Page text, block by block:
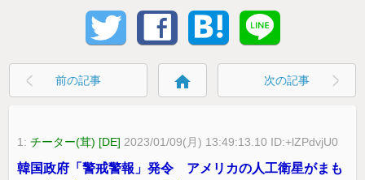
前の記事 home 次の記事
1:チーター(茸) [DE] 2023/01/09(月) 13:49:13.10 ID:+lZPdvjU0
韓国政府「警戒警報」発令 アメリカの人工衛星がまも